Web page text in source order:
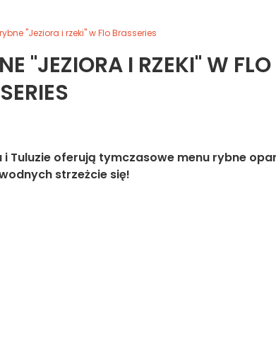
"Jeziora i rzeki" w Flo Brasseries
"JEZIORA I RZEKI" W FLO
i Tuluzie oferują tymczasowe menu rybne
strzeżcie się!